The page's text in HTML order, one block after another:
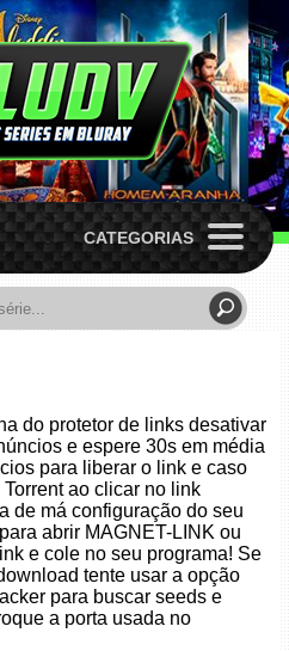
CATEGORIAS
do protetor de links desativar
e espere 30s em média
para liberar o link e caso
ao clicar no link
de má configuração do seu
abrir MAGNET-LINK ou
e cole no seu programa! Se
tente usar a opção
para buscar seeds e
a porta usada no